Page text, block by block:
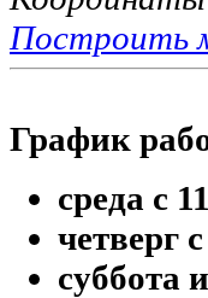
Построить
График
среда с
четверг
суббота